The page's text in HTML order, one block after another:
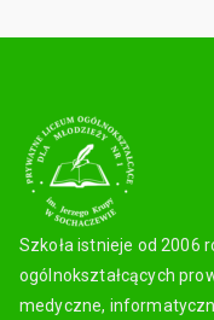
Szkoła istnieje od 2006
ogólnokształcących
medyczne,